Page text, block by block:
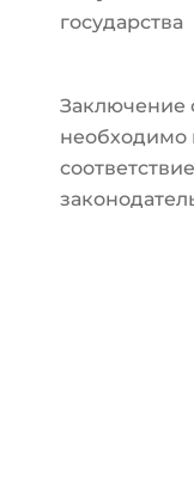
государства
Заключение
необходимо